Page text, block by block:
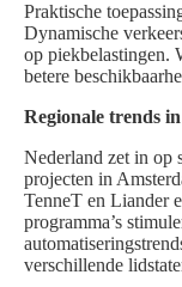
Praktische
Dynamische
op piekbelastingen.
betere
Regionale trends
Nederland zet in op
projecten in
TenneT en Liander
programma’s
verschillende